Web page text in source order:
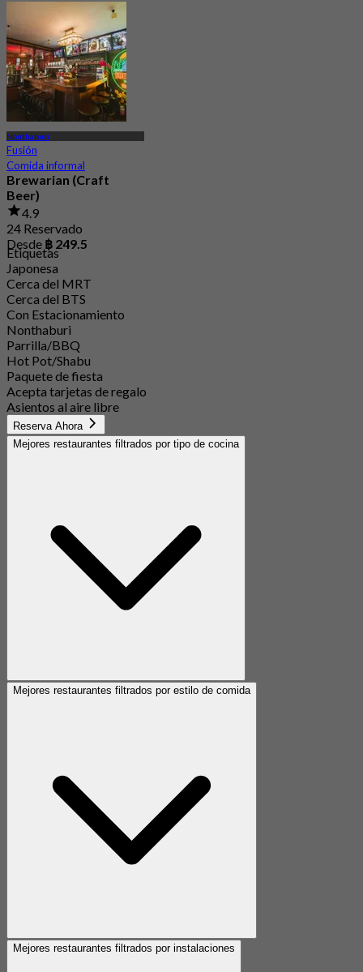
Nonthaburi
Fusión
Comida informal
Brewarian (Craft
Beer)
4.9
24 Reservado
Desde ฿ 249.5
Etiquetas
Japonesa
Cerca del MRT
Cerca del BTS
Con Estacionamiento
Nonthaburi
Parrilla/BBQ
Hot Pot/Shabu
Paquete de fiesta
Acepta tarjetas de regalo
Asientos al aire libre
Reserva Ahora
Mejores restaurantes filtrados por tipo de cocina
Mejores restaurantes filtrados por estilo de comida
Mejores restaurantes filtrados por instalaciones